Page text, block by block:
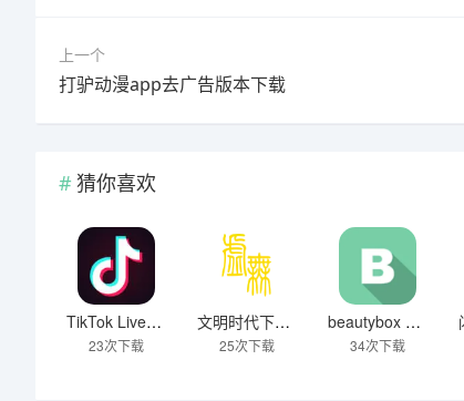
上一个
打驴动漫app去广告版本下载
猜你喜欢
TikTok Live Wallpaper
23次下载
文明时代下载破解版无限金币最新版
25次下载
beautybox 小绿盒正版最新免费下载
34次下载